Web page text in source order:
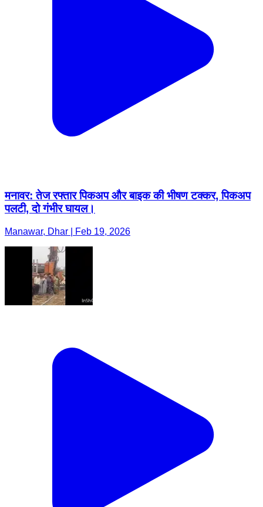
मनावर: तेज रफ्तार पिकअप और बाइक की भीषण टक्कर, पिकअप
पलटी, दो गंभीर घायल।
Manawar, Dhar | Feb 19, 2026